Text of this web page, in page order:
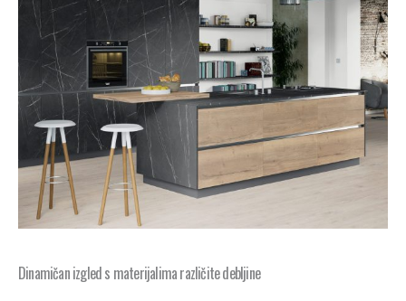
Dinamičan izgled s materijalima različite debljine